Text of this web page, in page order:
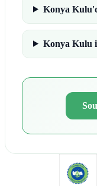
Konya
Konya Kulu